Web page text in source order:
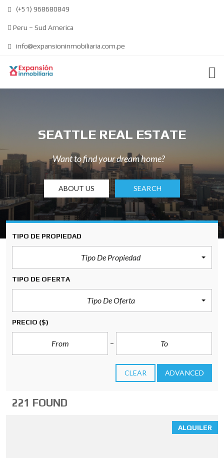
(+51) 968680849
Peru – Sud America
info@expansioninmobiliaria.com.pe
SEATTLE REAL ESTATE
Want to find your dream home?
ABOUT US SEARCH
TIPO DE PROPIEDAD
Tipo De Propiedad
TIPO DE OFERTA
Tipo De Oferta
PRECIO ($)
CLEAR ADVANCED
221 FOUND
ALQUILER